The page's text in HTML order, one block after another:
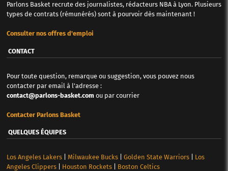
Parlons Basket recrute des journalistes, rédacteurs NBA à Lyon. Plusieurs
types de contrats (rémunérés) sont à pourvoir dès maintenant !
Consulter nos offres d'emploi
CONTACT
Pour toute question, remarque ou suggestion, vous pouvez nous
contacter par email à l'adresse :
contact@parlons-basket.com ou par courrier
Contacter Parlons Basket
QUELQUES ÉQUIPES
Los Angeles Lakers| Milwaukee Bucks| Golden State Warriors| Los
Angeles Clippers| Houston Rockets| Boston Celtics